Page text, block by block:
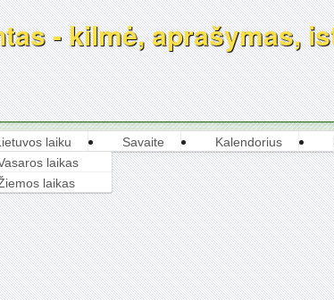
- kilmė, aprašymas,
laiku
laikas
laikas
Savaite Kalendorius